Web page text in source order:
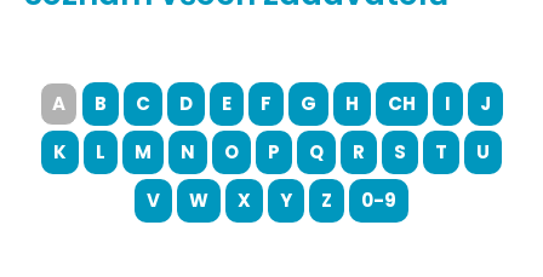
A B C D E F G H CH I
J
K
L M N O P Q R S T
U
V
W X Y Z 0-9